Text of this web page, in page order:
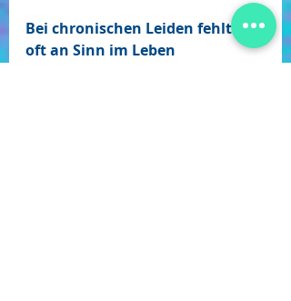
Bei chronischen Leiden fehlt es
oft an Sinn im Leben